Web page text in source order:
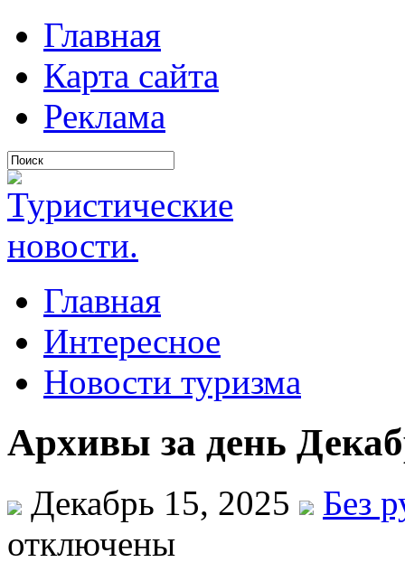
Главная
Карта сайта
Реклама
Главная
Интересное
Новости туризма
Архивы за день
Декабрь 15, 2025
Без
отключены